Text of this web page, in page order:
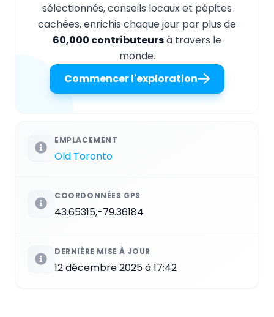
sélectionnés, conseils locaux et pépites
cachées, enrichis chaque jour par plus de
60,000 contributeursà travers le
monde.
Commencer l'exploration
EMPLACEMENT
Old Toronto
COORDONNÉES GPS
43.65315,-79.36184
DERNIÈRE MISE À JOUR
12 décembre 2025 à 17:42